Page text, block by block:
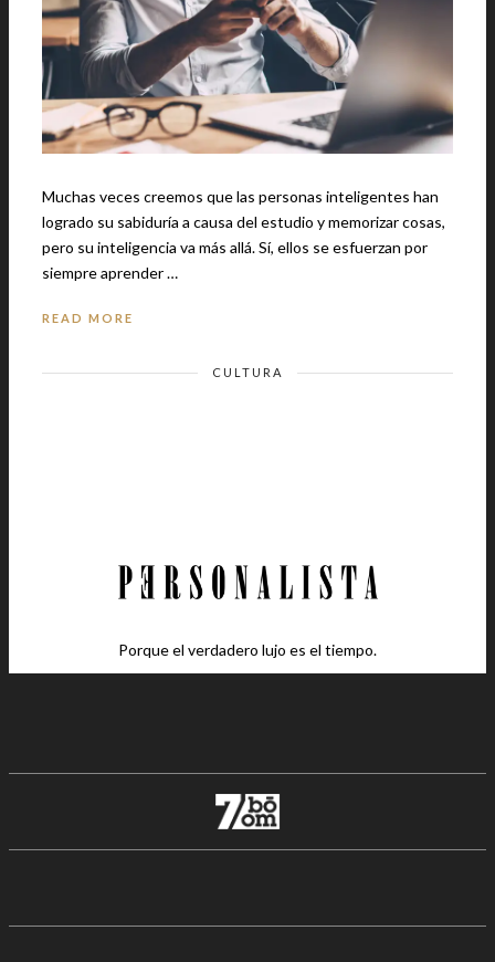
Muchas veces creemos que las personas inteligentes han
logrado su sabiduría a causa del estudio y memorizar cosas,
pero su inteligencia va más allá. Sí, ellos se esfuerzan por
siempre aprender …
READ MORE
CULTURA
Porque el verdadero lujo es el tiempo.